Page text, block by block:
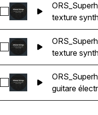
Sélectionnez
texture
Sélectionnez
texture
Sélectionnez
guitare